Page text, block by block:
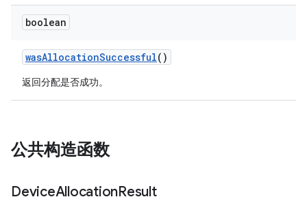
boolean
wasAllocationSuccessful()
返回分配是否成功。
公共构造函数
DeviceAllocationResult